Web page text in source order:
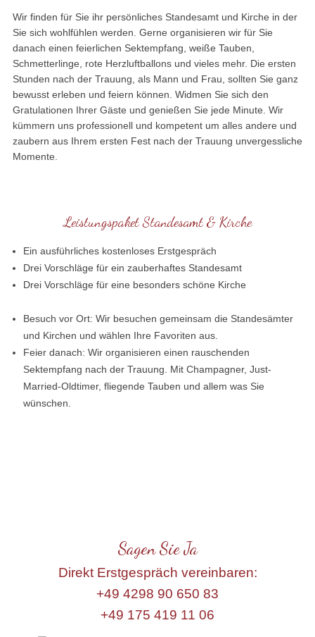
Wir finden für Sie ihr persönliches Standesamt und Kirche in der
Sie sich wohlfühlen werden. Gerne organisieren wir für Sie
danach einen feierlichen Sektempfang, weiße Tauben,
Schmetterlinge, rote Herzluftballons und vieles mehr. Die ersten
Stunden nach der Trauung, als Mann und Frau, sollten Sie ganz
bewusst erleben und feiern können. Widmen Sie sich den
Gratulationen Ihrer Gäste und genießen Sie jede Minute. Wir
kümmern uns professionell und kompetent um alles andere und
zaubern aus Ihrem ersten Fest nach der Trauung unvergessliche
Momente.
Leistungspaket Standesamt & Kirche
Ein ausführliches kostenloses Erstgespräch
Drei Vorschläge für ein zauberhaftes Standesamt
Drei Vorschläge für eine besonders schöne Kirche
Besuch vor Ort: Wir besuchen gemeinsam die Standesämter
und Kirchen und wählen Ihre Favoriten aus.
Feier danach: Wir organisieren einen rauschenden
Sektempfang nach der Trauung. Mit Champagner, Just-
Married-Oldtimer, fliegende Tauben und allem was Sie
wünschen.
Sagen Sie Ja
Direkt Erstgespräch vereinbaren:
+49 4298 90 650 83
+49 175 419 11 06